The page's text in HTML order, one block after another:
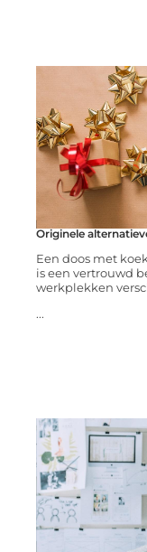
Originele
Een doos met
is een vertrouwd
werkplekken
...